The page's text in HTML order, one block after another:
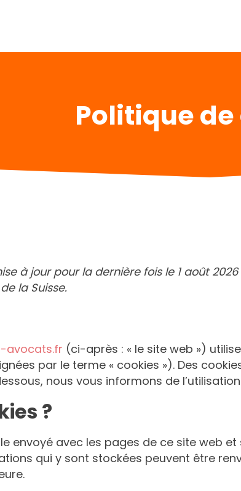
Politique
à jour pour la dernière fois le 1 août
la Suisse.
avocats.fr (ci-après : « le site web »)
par le terme « cookies »). Des
nous vous informons de
?
envoyé avec les pages de ce site web
qui y sont stockées peuvent être